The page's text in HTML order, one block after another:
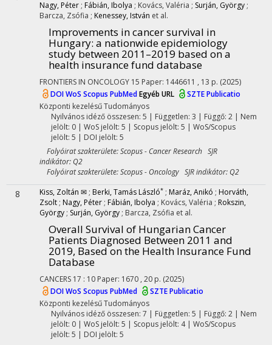
Nagy, Péter ; Fábián, Ibolya ; Kovács, Valéria ; Surján, György ;
Barcza, Zsófia ; Kenessey, István et al.
Improvements in cancer survival in
Hungary: a nationwide epidemiology
study between 2011–2019 based on a
health insurance fund database
FRONTIERS IN ONCOLOGY 15 Paper: 1446611 , 13 p. (2025)
DOIWoS Scopus PubMedEgyéb URL
SZTE Publicatio
Központi kezelésűTudományos
Nyilvános idéző összesen: 5 | Független: 3 | Függő: 2 | Nem
jelölt: 0 | WoS jelölt: 5 | Scopus jelölt: 5 | WoS/Scopus
jelölt: 5 | DOI jelölt: 5
Folyóirat szakterülete: Scopus - Cancer Research SJR
indikátor: Q2
Folyóirat szakterülete: Scopus - Oncology SJR indikátor: Q2
8 Kiss, Zoltán ✉ ; Berki, Tamás László* ; Maráz, Anikó ; Horváth,
Zsolt ; Nagy, Péter ; Fábián, Ibolya ; Kovács, Valéria ; Rokszin,
György ; Surján, György ; Barcza, Zsófia et al.
Overall Survival of Hungarian Cancer
Patients Diagnosed Between 2011 and
2019, Based on the Health Insurance Fund
Database
CANCERS 17 : 10 Paper: 1670 , 20 p. (2025)
DOIWoS Scopus PubMed
SZTE Publicatio
Központi kezelésűTudományos
Nyilvános idéző összesen: 7 | Független: 5 | Függő: 2 | Nem
jelölt: 0 | WoS jelölt: 5 | Scopus jelölt: 4 | WoS/Scopus
jelölt: 5 | DOI jelölt: 5